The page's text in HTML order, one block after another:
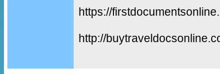
https://
http://